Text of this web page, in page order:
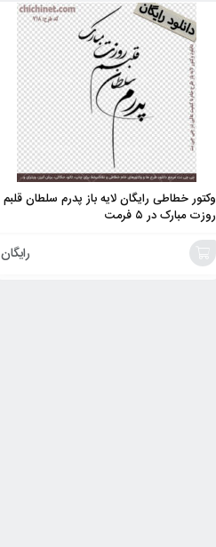
وکتور خطاطی رایگان لایه باز پدرم سلطان قلبم
روزت مبارک در ۵ فرمت
رایگان